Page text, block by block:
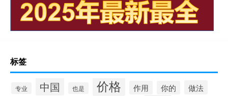
标签
专业 中国 也是 价格 作用 你的 做法